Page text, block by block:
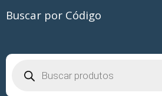
Buscar por Código
produtos